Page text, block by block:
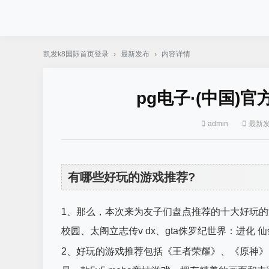
凯发k8国际首页登录 › 最新发布 › 内容详情
pg电子·(中国)官
admin 最新
有哪些好玩的游戏推荐?
1、那么，本次来为友子们盘点推荐的十大好玩
校园、太阁立志传v dx、gta侏罗纪世界：进化
2、好玩的游戏推荐包括《王者荣耀》、《原神